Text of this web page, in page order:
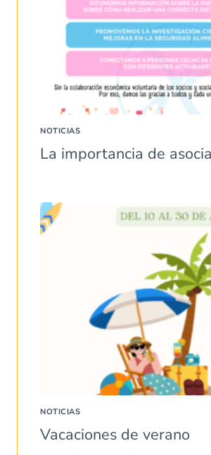
NOTICIAS
La importancia de
NOTICIAS
Vacaciones de verano